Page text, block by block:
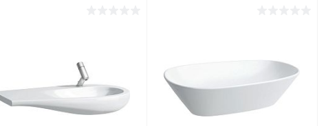
Сравнение
В избранное Под заказ
Сравнение
В избранное Под заказ